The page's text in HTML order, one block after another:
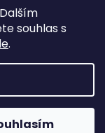
souhlas s
.
vyhrazena.